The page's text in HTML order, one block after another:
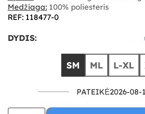
Medžiaga: 100% poliesteris
REF: 118477-0
DYDIS:
SM ML L-XL
PATEIKĖ2026-08-